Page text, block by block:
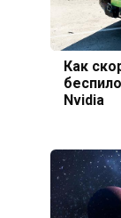
Как
Nvidia